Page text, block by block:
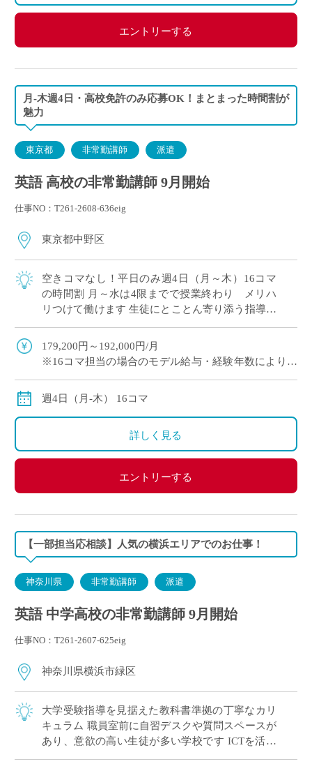
エントリーする
月-木週4日・高校免許のみ応募OK！まとまった時間割が
魅力
東京都 非常勤講師 派遣
英語 高校の非常勤講師 9月開始
仕事NO：T261-2608-636eig
東京都中野区
空きコマなし！平日のみ週4日（月～木）16コマ
の時間割 月～水は4限までで授業終わり メリハ
リつけて働けます 生徒にとことん寄り添う指導が
評判！素直な生徒が多いです 長くご勤務されてい
る先生が多い学校
179,200円～192,000円/月
※16コマ担当の場合のモデル給与・経験年数により変
動
週4日（月-木） 16コマ
詳しく見る
エントリーする
【一部担当応相談】人気の横浜エリアでのお仕事！
神奈川県 非常勤講師 派遣
英語 中学高校の非常勤講師 9月開始
仕事NO：T261-2607-625eig
神奈川県横浜市緑区
大学受験指導を見据えた教科書準拠の丁寧なカリ
キュラム 職員室前に自習デスクや質問スペースが
あり、意欲の高い生徒が多い学校です ICTを活用
した授業で学びをサポート！ 英語教育に熱意のあ